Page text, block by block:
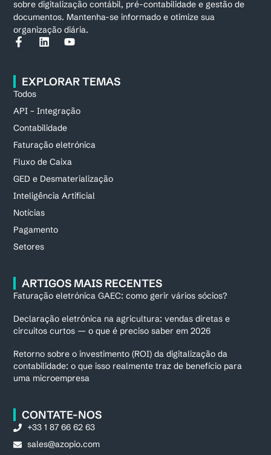
sobre digitalização contábil, pré-contabilidade e gestão de
documentos. Mantenha-se informado e otimize sua
organização diária.
EXPLORAR TEMAS
Todos
API – Integração
Contabilidade
Faturação eletrónica
Fluxo de Caixa
GED e Desmaterialização
Inteligência Artificial
Notícias
Pagamento
Setores
ARTIGOS MAIS RECENTES
Faturação eletrónica GAEC: como gerir vários sócios?
Declaração eletrónica na agricultura: vendas diretas e
circuitos curtos — o que é preciso saber em 2026
Retorno sobre o investimento (ROI) da digitalização da
contabilidade: o que isso realmente traz de benefício para
uma microempresa
CONTATE-NOS
+33 1 87 66 62 63
sales@azopio.com